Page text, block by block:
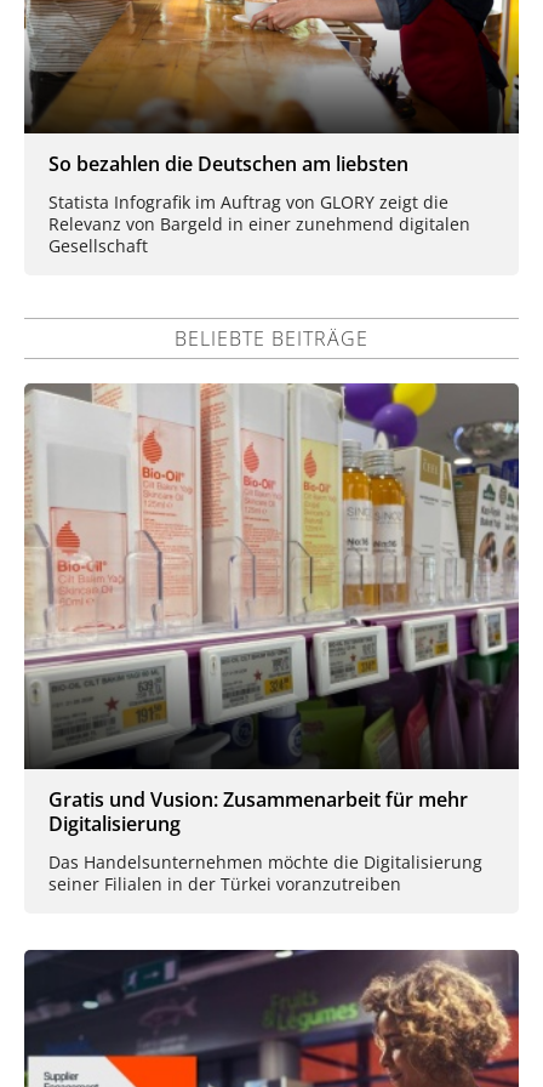
So bezahlen die Deutschen am liebsten
Statista Infografik im Auftrag von GLORY zeigt die
Relevanz von Bargeld in einer zunehmend digitalen
Gesellschaft
BELIEBTE BEITRÄGE
Gratis und Vusion: Zusammenarbeit für mehr
Digitalisierung
Das Handelsunternehmen möchte die Digitalisierung
seiner Filialen in der Türkei voranzutreiben